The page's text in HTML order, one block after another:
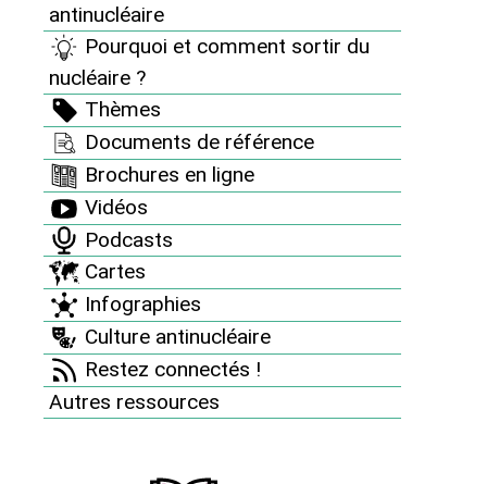
antinucléaire
Pourquoi et comment sortir du
nucléaire ?
Thèmes
Documents de référence
Brochures en ligne
Vidéos
Podcasts
Cartes
Infographies
Culture antinucléaire
Restez connectés !
Autres ressources
Document de campagne Don’t nuke the
climate
MENU
Campagnes et mobilisations 2005
Campagnes et mobilisations 2007
Campagnes et mobilisations 2008
Campagnes et mobilisations 2009
Agissons pour une Europe sans nucléaire
Fermons Fessenheim et Sortons du
nucléaire